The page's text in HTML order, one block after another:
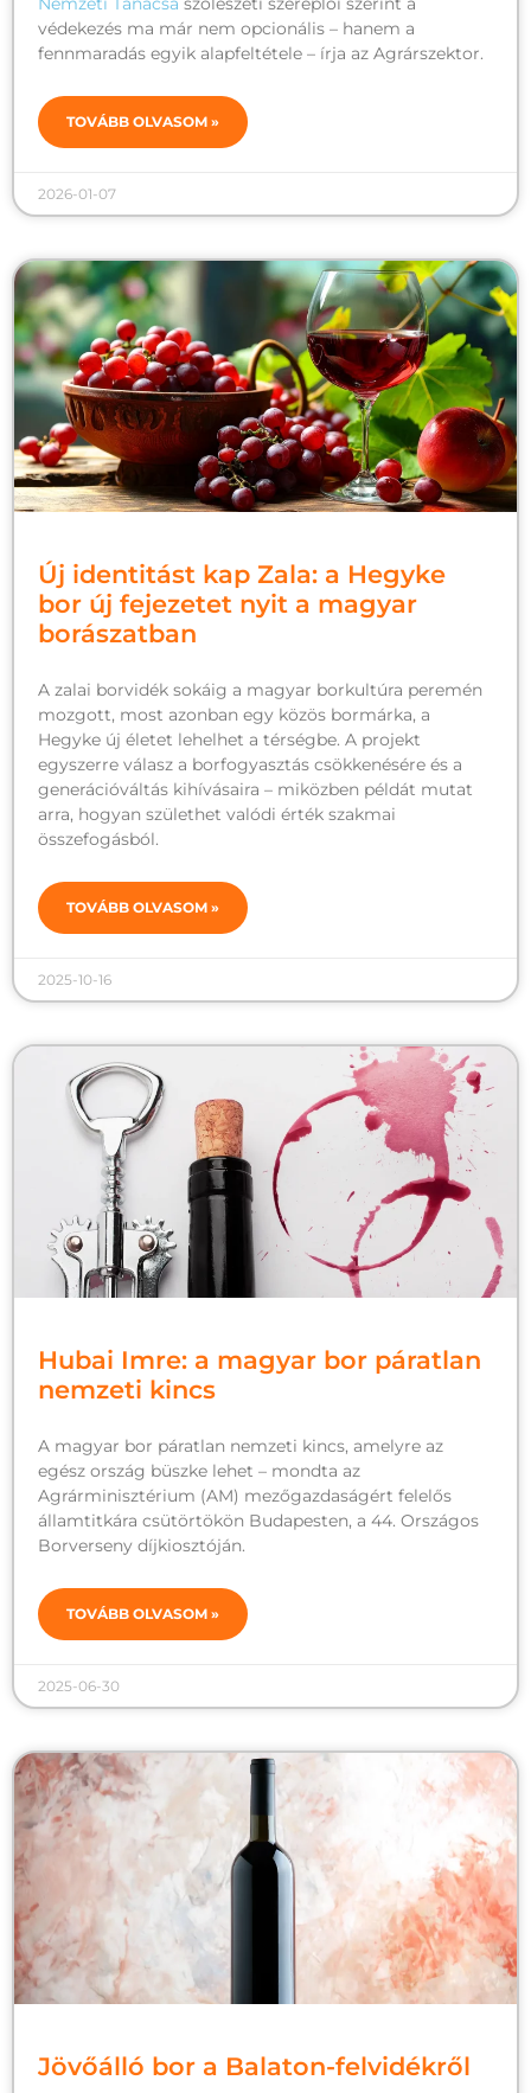
védekezés ma már nem opcionális – hanem a
fennmaradás egyik alapfeltétele – írja az Agrárszektor.
TOVÁBB OLVASOM »
2026-01-07
Új identitást kap Zala: a Hegyke
bor új fejezetet nyit a magyar
borászatban
A zalai borvidék sokáig a magyar borkultúra peremén
mozgott, most azonban egy közös bormárka, a
Hegyke új életet lehelhet a térségbe. A projekt
egyszerre válasz a borfogyasztás csökkenésére és a
generációváltás kihívásaira – miközben példát mutat
arra, hogyan születhet valódi érték szakmai
összefogásból.
TOVÁBB OLVASOM »
2025-10-16
Hubai Imre: a magyar bor páratlan
nemzeti kincs
A magyar bor páratlan nemzeti kincs, amelyre az
egész ország büszke lehet – mondta az
Agrárminisztérium (AM) mezőgazdaságért felelős
államtitkára csütörtökön Budapesten, a 44. Országos
Borverseny díjkiosztóján.
TOVÁBB OLVASOM »
2025-06-30
Jövőálló bor a Balaton-felvidékről